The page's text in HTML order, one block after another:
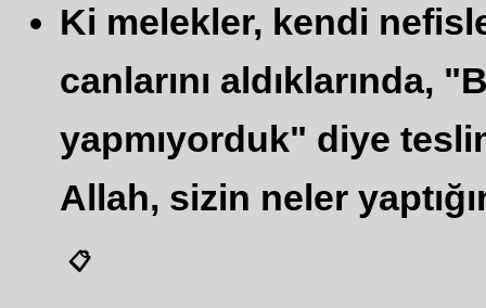
Ki melekler, kendi
canlarını aldıklarında,
yapmıyorduk" diye
Allah, sizin neler
📋